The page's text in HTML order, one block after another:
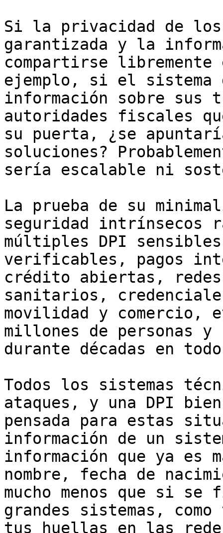
Si la privacidad de
garantizada y la
compartirse
ejemplo, si el sistema
información sobre sus
autoridades fiscales
su puerta, ¿se
soluciones?
sería escalable ni
La prueba de su
seguridad intrínsecos
múltiples DPI
verificables, pagos
crédito abiertas,
sanitarios,
movilidad y comercio,
millones de personas
durante décadas en
Todos los sistemas
ataques, y una DPI
pensada para estas
información de un
información que ya es
nombre, fecha de
mucho menos que si
grandes sistemas,
tus huellas en las